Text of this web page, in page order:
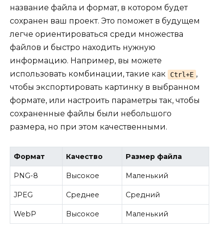
название файла и формат, в котором будет
сохранен ваш проект. Это поможет в будущем
легче ориентироваться среди множества
файлов и быстро находить нужную
информацию. Например, вы можете
использовать комбинации, такие как
Ctrl+E ,
чтобы экспортировать картинку в выбранном
формате, или настроить параметры так, чтобы
сохраненные файлы были небольшого
размера, но при этом качественными.
Формат Качество Размер файла
PNG-8 Высокое Маленький
JPEG Среднее Средний
WebP Высокое Маленький